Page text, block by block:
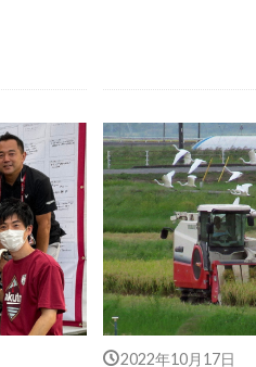
2022年10月17日